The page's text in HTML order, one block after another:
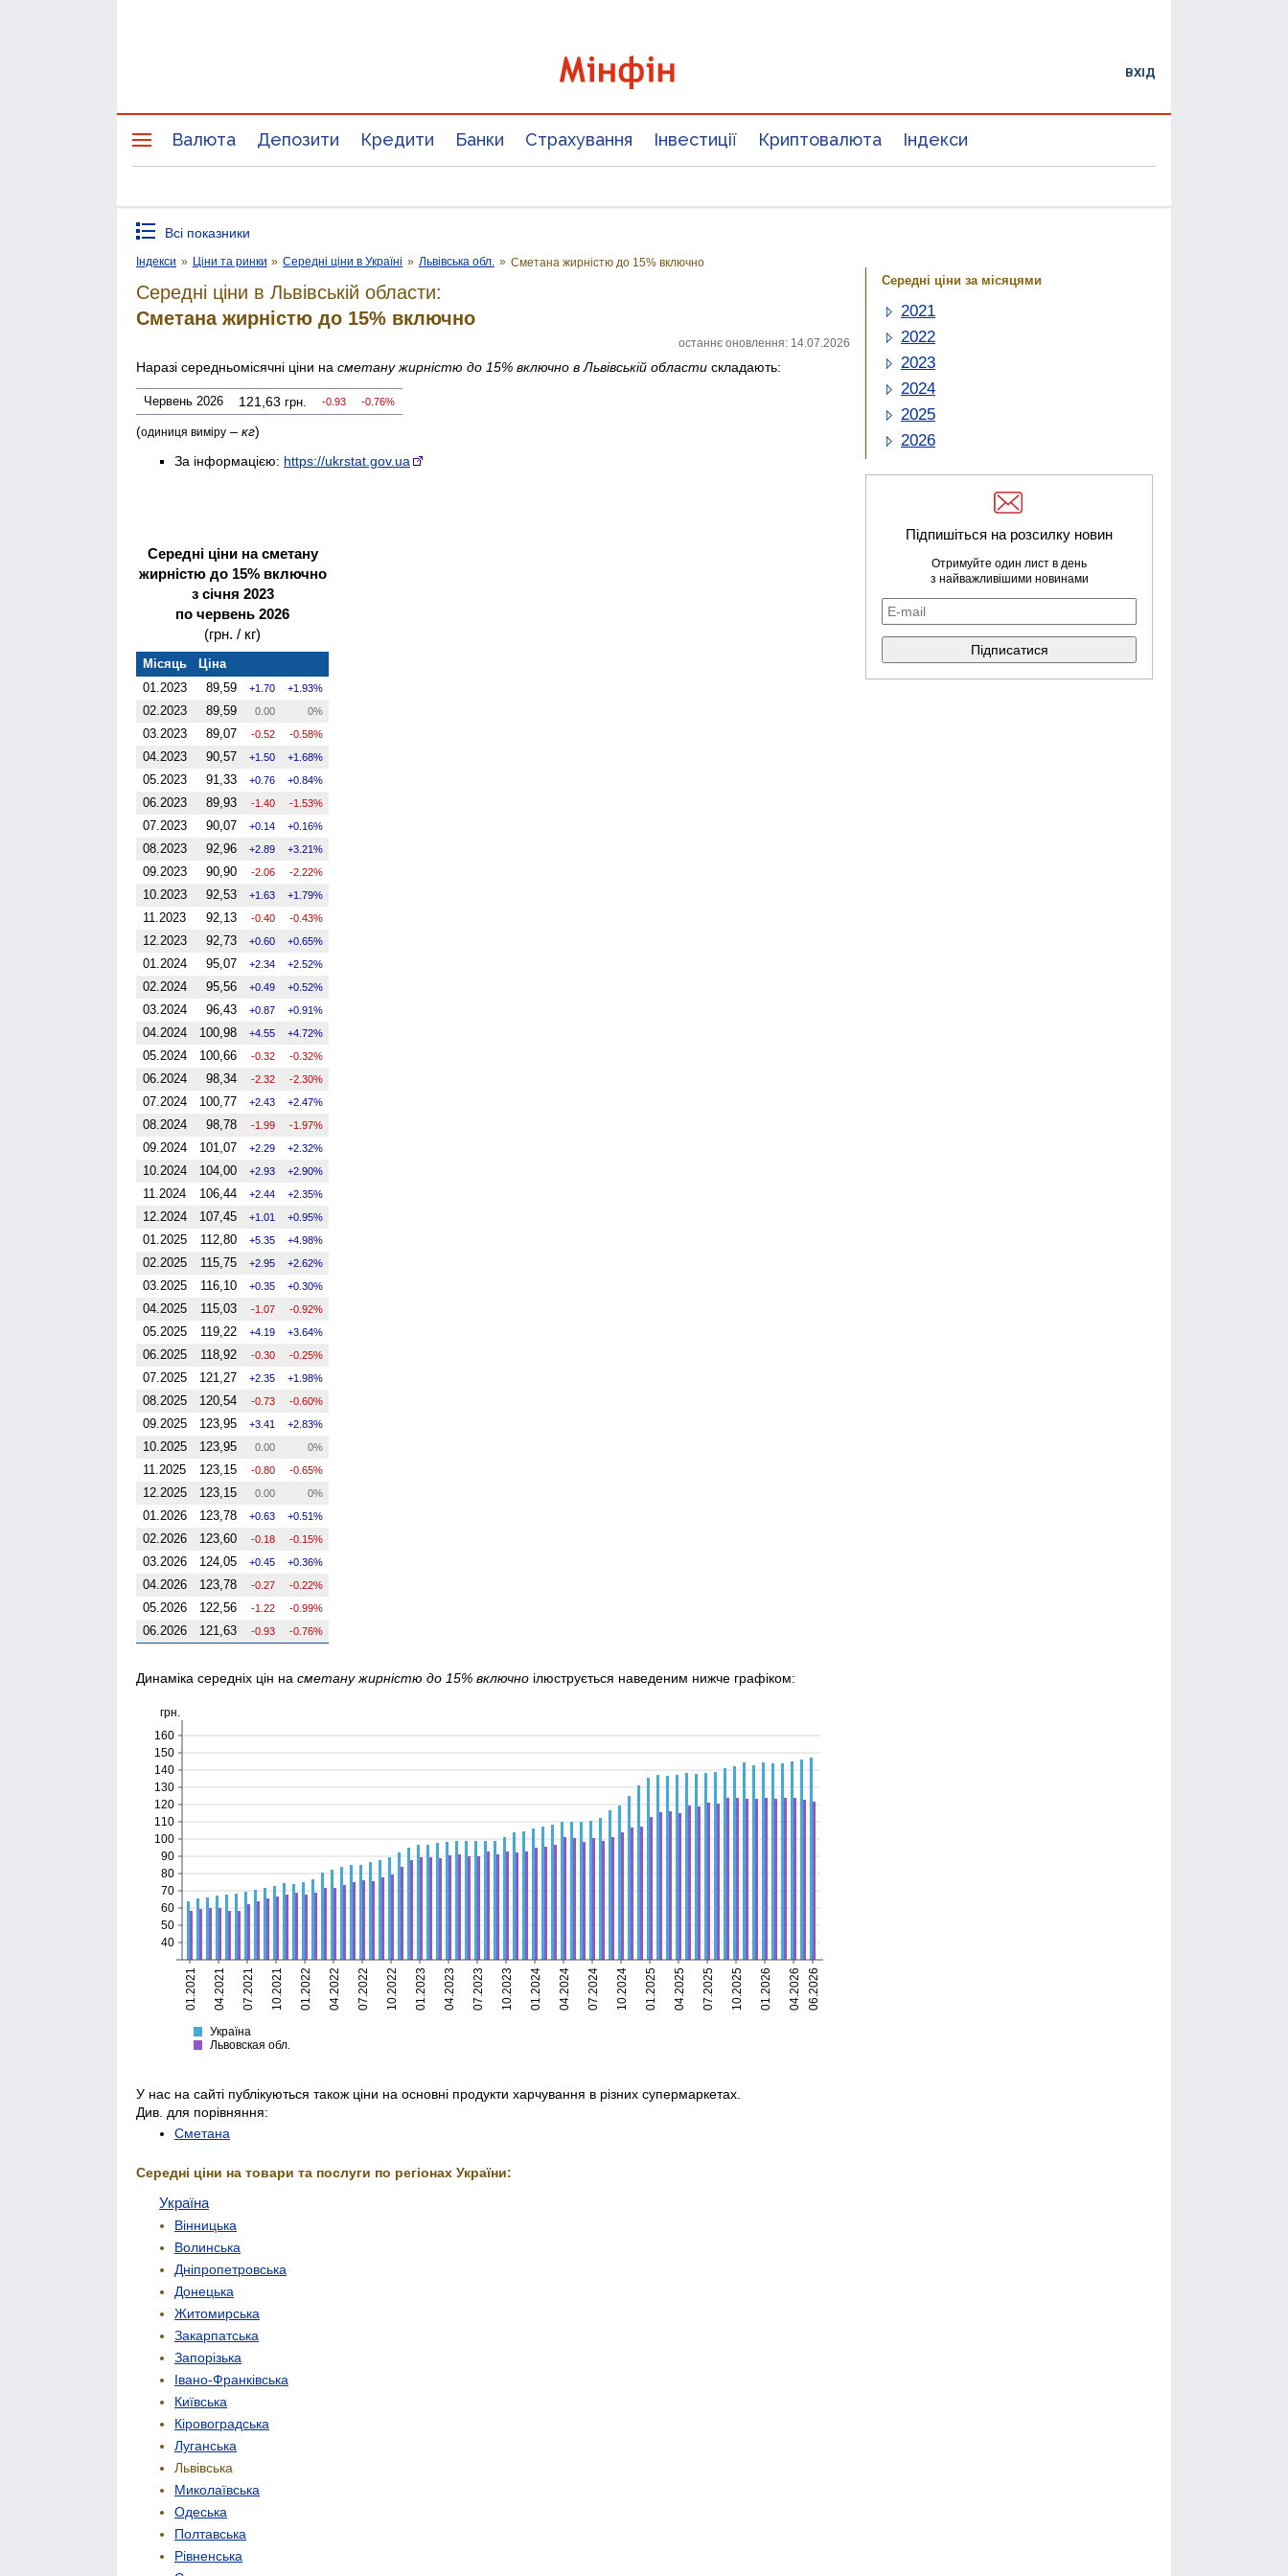
ВХІД
Валюта Депозити Кредити Банки Страхування Інвестиції Криптовалюта Індекси
Всі показники
Індекси » Ціни та ринки » Середні ціни в Україні » Львівська обл. » Сметана жирністю до 15% включно
Середні ціни в Львівській области:
Сметана жирністю до 15% включно
останнє оновлення: 14.07.2026
Наразі середньомісячні ціни на сметану жирністю до 15% включно в Львівській области складають:
Червень 2026 121,63 грн. -0.93 -0.76%
(одиниця виміру – кг)
За інформацією: https://ukrstat.gov.ua
Середні ціни на сметану
жирністю до 15% включно
з січня 2023
по червень 2026
(грн. / кг)
Місяць
Ціна
01.2023
89,59 1.70 1.93%
02.2023 89,59 0.00 0%
03.2023 89,07 -0.52 -0.58%
04.2023 90,57 1.50 1.68%
05.2023 91,33 0.76 0.84%
06.2023 89,93 -1.40 -1.53%
07.2023 90,07 0.14 0.16%
08.2023 92,96 2.89 3.21%
09.2023 90,90 -2.06 -2.22%
10.2023 92,53 1.63 1.79%
11.2023 92,13 -0.40 -0.43%
12.2023 92,73 0.60 0.65%
01.2024 95,07 2.34 2.52%
02.2024 95,56 0.49 0.52%
03.2024 96,43 0.87 0.91%
04.2024 100,98 4.55 4.72%
05.2024 100,66 -0.32 -0.32%
06.2024 98,34 -2.32 -2.30%
07.2024 100,77 2.43 2.47%
08.2024 98,78 -1.99 -1.97%
09.2024 101,07 2.29 2.32%
10.2024 104,00 2.93 2.90%
11.2024 106,44 2.44 2.35%
12.2024 107,45 1.01 0.95%
01.2025 112,80 5.35 4.98%
02.2025 115,75 2.95 2.62%
03.2025 116,10 0.35 0.30%
04.2025 115,03 -1.07 -0.92%
05.2025 119,22 4.19 3.64%
06.2025 118,92 -0.30 -0.25%
07.2025 121,27 2.35 1.98%
08.2025 120,54 -0.73 -0.60%
09.2025 123,95 3.41 2.83%
10.2025 123,95 0.00 0%
11.2025 123,15 -0.80 -0.65%
12.2025 123,15 0.00 0%
01.2026 123,78 0.63 0.51%
02.2026 123,60 -0.18 -0.15%
03.2026 124,05 0.45 0.36%
04.2026 123,78 -0.27 -0.22%
05.2026 122,56 -1.22 -0.99%
06.2026 121,63 -0.93 -0.76%
Динаміка середніх цін на сметану жирністю до 15% включно ілюструється наведеним нижче графіком:
Україна
Львовская
01.2021 04.2021 07.2021 10.2021 01.2022 04.2022 07.2022 10.2022 01.2023 04.2023 07.2023 10.2023 01.2024 04.2024 07.2024 10.2024 01.2025 04.2025 07.2025 10.2025 01.2026 04.2026 06.2026
40
50
60
70
80
90
100
110
120
130
140
150
160
грн.
Україна
Львовская обл.
У нас на сайті публікуються також ціни на основні продукти харчування в різних супермаркетах.
Див. для порівняння:
Сметана
Середні ціни на товари та послуги по регіонах України:
Україна
Вінницька
Волинська
Дніпропетровська
Донецька
Житомирська
Закарпатська
Запорізька
Івано-Франківська
Київська
Кіровоградська
Луганська
Львівська
Миколаївська
Одеська
Полтавська
Рівненська
Середні ціни за місяцями
2021
2022
2023
2024
2025
2026
Підпишіться на розсилку новин
Отримуйте один лист в день
з найважливішими новинами